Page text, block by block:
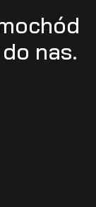
nas.